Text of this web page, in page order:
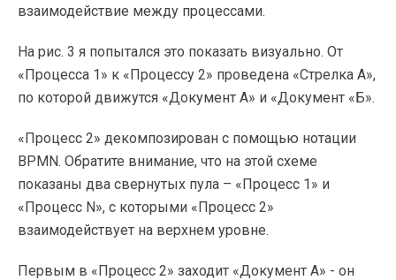
взаимодействие между процессами.
На рис. 3 я попытался это показать визуально. От
«Процесса 1» к «Процессу 2» проведена «Стрелка А»,
по которой движутся «Документ А» и «Документ «Б».
«Процесс 2» декомпозирован с помощью нотации
BPMN. Обратите внимание, что на этой схеме
показаны два свернутых пула – «Процесс 1» и
«Процесс N», с которыми «Процесс 2»
взаимодействует на верхнем уровне.
Первым в «Процесс 2» заходит «Документ А» - он